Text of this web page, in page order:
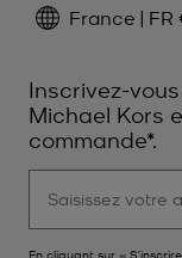
France | FR
Inscrivez-
Michael Kors
commande*.
En cliquant sur «